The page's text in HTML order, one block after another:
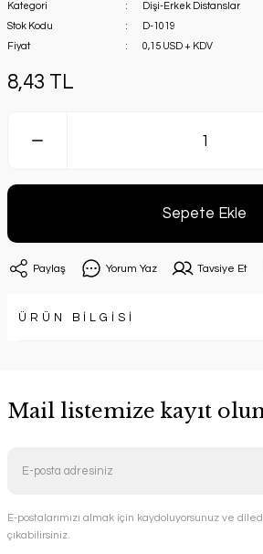
Kategori
Dişi-Erkek Distanslar
Stok Kodu
D-1019
Fiyat
0,15 USD + KDV
8,43 TL
Sepete Ekle
Paylaş Yorum Yaz Tavsiye Et
ÜRÜN BİLGİSİ
Mail listemize kayıt
E-postalarımızı almak için kaydoluyorsunuz ve
çıkabilirsiniz.